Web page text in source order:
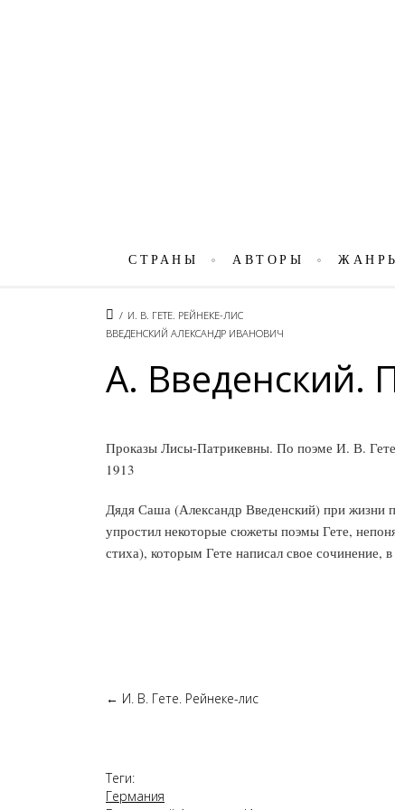
СТРАНЫ АВТОРЫ
/ И. В. ГЕТЕ. РЕЙНЕКЕ-ЛИС
ВВЕДЕНСКИЙ АЛЕКСАНДР ИВАНОВИЧ
А. Введенский.
Проказы Лисы-Патрикевны. По поэме И. В.
1913
Дядя Саша (Александр Введенский) при жизни
упростил некоторые сюжеты поэмы Гете,
стиха), которым Гете написал свое
← И. В. Гете. Рейнеке-лис
Теги:
Германия